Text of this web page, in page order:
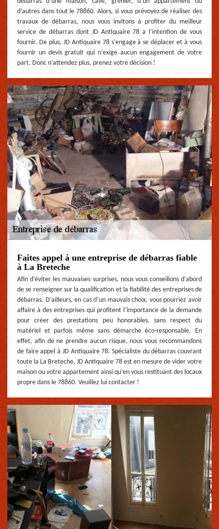
d’autres dans tout le 78860. Alors, si vous prévoyez de réaliser des
travaux de débarras, nous vous invitons à profiter du meilleur
service de débarras dont JD Antiquaire 78 a l’intention de vous
fournir. De plus, JD Antiquaire 78 s’engage à se déplacer et à vous
fournir un devis gratuit qui n’exige aucun engagement de votre
part. Donc n’attendez plus, prenez votre décision !
Faites appel à une entreprise de débarras fiable
à La Breteche
Afin d’éviter les mauvaises surprises, nous vous conseillons d’abord
de se renseigner sur la qualification et la fiabilité des entreprises de
débarras. D’ailleurs, en cas d’un mauvais choix, vous pourriez avoir
affaire à des entreprises qui profitent l’importance de la demande
pour créer des prestations peu honorables, sans respect du
matériel et parfois même sans démarche éco-responsable. En
effet, afin de ne prendre aucun risque, nous vous recommandons
de faire appel à JD Antiquaire 78. Spécialiste du débarras couvrant
toute la La Breteche, JD Antiquaire 78 est en mesure de vider votre
maison ou votre appartement ainsi qu’en vous restituant des locaux
propre dans le 78860. Veuillez lui contacter !